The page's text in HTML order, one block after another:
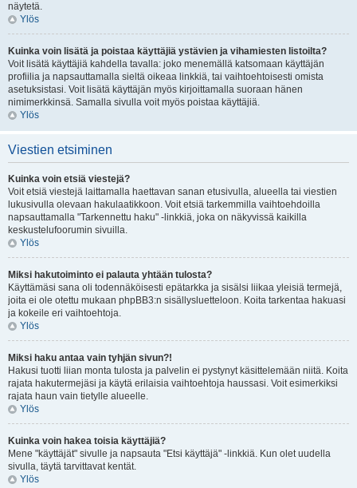
näytetä.
Ylös
Kuinka voin lisätä ja poistaa käyttäjiä ystävien ja vihamiesten listoilta?
Voit lisätä käyttäjiä kahdella tavalla: joko menemällä katsomaan käyttäjän
profiilia ja napsauttamalla sieltä oikeaa linkkiä, tai vaihtoehtoisesti omista
asetuksistasi. Voit lisätä käyttäjän myös kirjoittamalla suoraan hänen
nimimerkkinsä. Samalla sivulla voit myös poistaa käyttäjiä.
Ylös
Viestien etsiminen
Kuinka voin etsiä viestejä?
Voit etsiä viestejä laittamalla haettavan sanan etusivulla, alueella tai viestien
lukusivulla olevaan hakulaatikkoon. Voit etsiä tarkemmilla vaihtoehdoilla
napsauttamalla "Tarkennettu haku" -linkkiä, joka on näkyvissä kaikilla
keskustelufoorumin sivuilla.
Ylös
Miksi hakutoiminto ei palauta yhtään tulosta?
Käyttämäsi sana oli todennäköisesti epätarkka ja sisälsi liikaa yleisiä termejä,
joita ei ole otettu mukaan phpBB3:n sisällysluetteloon. Koita tarkentaa hakuasi
ja kokeile eri vaihtoehtoja.
Ylös
Miksi haku antaa vain tyhjän sivun?!
Hakusi tuotti liian monta tulosta ja palvelin ei pystynyt käsittelemään niitä. Koita
rajata hakutermejäsi ja käytä erilaisia vaihtoehtoja haussasi. Voit esimerkiksi
rajata haun vain tietylle alueelle.
Ylös
Kuinka voin hakea toisia käyttäjiä?
Mene "käyttäjät" sivulle ja napsauta "Etsi käyttäjä" -linkkiä. Kun olet uudella
sivulla, täytä tarvittavat kentät.
Ylös